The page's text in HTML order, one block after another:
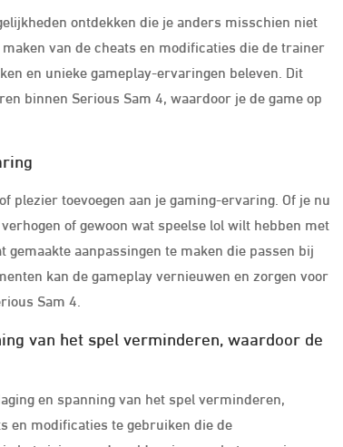
ontdekken die je anders misschien niet
van de cheats en modificaties die de trainer
en unieke gameplay-ervaringen beleven. Dit
binnen Serious Sam 4, waardoor je de game op
plezier toevoegen aan je gaming-ervaring. Of je nu
of gewoon wat speelse lol wilt hebben met
aanpassingen te maken die passen bij
kan de gameplay vernieuwen en zorgen voor
Sam 4.
van het spel verminderen, waardoor de
en spanning van het spel verminderen,
en modificaties te gebruiken die de